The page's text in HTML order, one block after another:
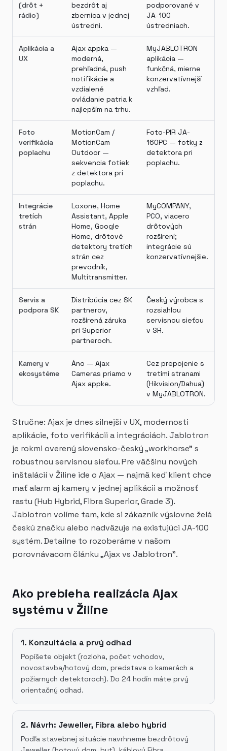
(drôt +
rádio)
bezdrôt aj
zbernica v jednej
ústredni.
podporované v
JA-100
ústredniach.
Aplikácia a
UX
Ajax appka —
moderná,
prehľadná, push
notifikácie a
vzdialené
ovládanie patria k
najlepším na trhu.
MyJABLOTRON
aplikácia —
funkčná, mierne
konzervatívnejší
vzhľad.
Foto
verifikácia
poplachu
MotionCam /
MotionCam
Outdoor —
sekvencia fotiek
z detektora pri
poplachu.
Foto-PIR JA-
160PC — fotky z
detektora pri
poplachu.
Integrácie
tretích
strán
Loxone, Home
Assistant, Apple
Home, Google
Home, drôtové
detektory tretích
strán cez
prevodník,
Multitransmitter.
MyCOMPANY,
PCO, viacero
drôtových
rozšírení;
integrácie sú
konzervatívnejšie.
Servis a
podpora SK
Distribúcia cez SK
partnerov,
rozšírená záruka
pri Superior
partneroch.
Český výrobca s
rozsiahlou
servisnou sieťou
v SR.
Kamery v
ekosystéme
Áno — Ajax
Cameras priamo v
Ajax appke.
Cez prepojenie s
tretími stranami
(Hikvision/Dahua)
v MyJABLOTRON.
Stručne: Ajax je dnes silnejší v UX, modernosti
aplikácie, foto verifikácii a integráciách. Jablotron
je rokmi overený slovensko-český „workhorse" s
robustnou servisnou sieťou. Pre väčšinu nových
inštalácií v Žiline ide o Ajax — najmä keď klient chce
mať alarm aj kamery v jednej aplikácii a možnosť
rastu (Hub Hybrid, Fibra Superior, Grade 3).
Jablotron volíme tam, kde si zákazník výslovne želá
českú značku alebo nadväzuje na existujúci JA-100
systém. Detailne to rozoberáme v našom
porovnávacom článku „Ajax vs Jablotron".
Ako prebieha realizácia Ajax
systému v Žiline
1. Konzultácia a prvý odhad
Popíšete objekt (rozloha, počet vchodov,
novostavba/hotový dom, predstava o kamerách a
požiarnych detektoroch). Do 24 hodín máte prvý
orientačný odhad.
2. Návrh: Jeweller, Fibra alebo hybrid
Podľa stavebnej situácie navrhneme bezdrôtový